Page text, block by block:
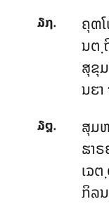
໓໗.
ຄຸຓ
ນຕ຺
ສຸຂຸ
ນຬ
໓໘. ສຸມ
ຘາ
ເຉ
ກິລ